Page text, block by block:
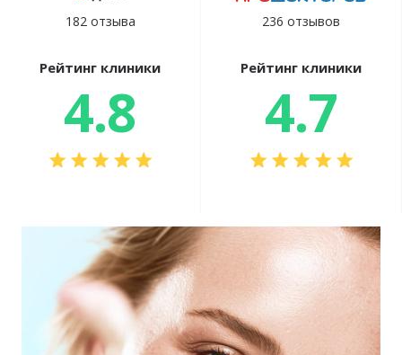
182 отзыва
Рейтинг клиники
4.8
236 отзывов
Рейтинг клиники
4.7